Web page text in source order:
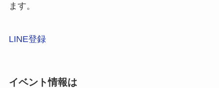
ます。
LINE登録
イベント情報は